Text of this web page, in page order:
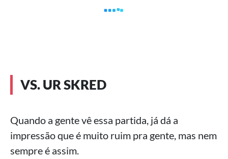
VS. UR SKRED
Quando a gente vê essa partida, já dá a
impressão que é muito ruim pra gente, mas nem
sempre é assim.